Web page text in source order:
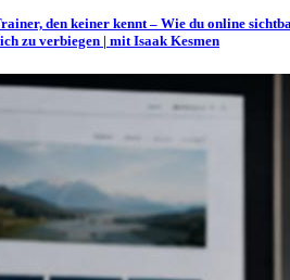
den keiner kennt – Wie du online
zu verbiegen | mit Isaak Kesmen